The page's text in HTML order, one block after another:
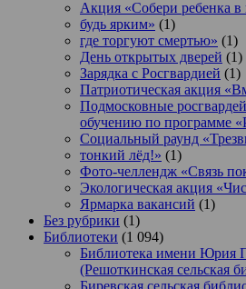
Акция «Собери ребенка в
будь ярким» (1)
где торгуют смертью» (1)
День открытых дверей (1)
Зарядка с Росгвардией (1)
Патриотическая акция
Подмосковные
обучению по программе
Социальный раунд
тонкий лёд!» (1)
Фото-челлендж «Связь
Экологическая акция
Ярмарка вакансий (1)
Без рубрики (1)
Библиотеки (1 094)
Библиотека имени Юрия
(Решоткинская сельская
Биревская сельская